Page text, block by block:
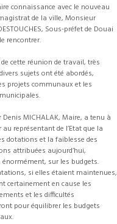
connaissance avec le nouveau
de la ville, Monsieur
Sous-préfet de Douai
rencontrer.
cette réunion de travail, très
sujets ont été abordés,
projets communaux et les
MICHALAK, Maire, a tenu à
représentant de l’Etat que la
dotations et la faiblesse des
attribuées aujourd’hui,
énormément, sur les budgets.
si elles étaient maintenues,
certainement en cause les
et les difficultés
pour équilibrer les budgets